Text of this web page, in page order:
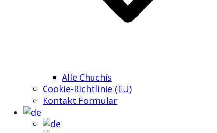
Alle Chuchis
Cookie-Richtlinie (EU)
Kontakt Formular